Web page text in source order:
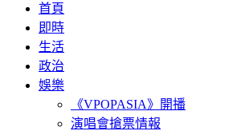
首頁
即時
生活
政治
娛樂
《VPOPASIA》開播
演唱會搶票情報